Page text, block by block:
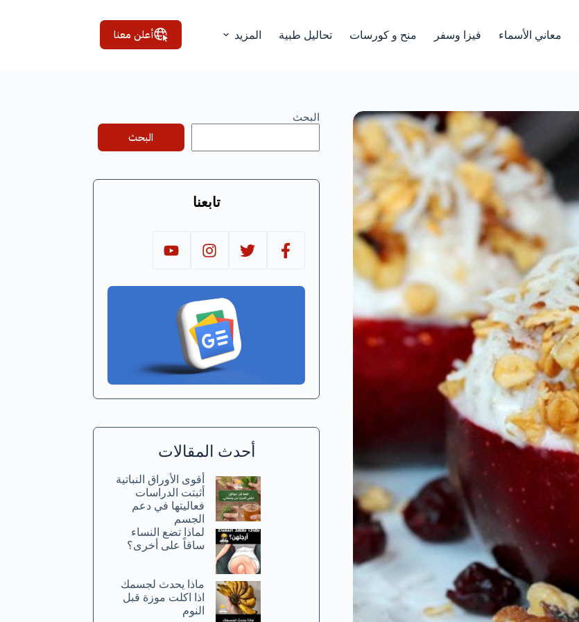
معاني الأسماء فيزا وسفر منح و كورسات تحاليل طبية المزيد أعلن معنا
البحث
البحث
تابعنا
أحدث المقالات
أقوى الأوراق النباتية
أثبتت الدراسات
فعاليتها في دعم
الجسم
لماذا تضع النساء
ساقاً على أخرى؟
ماذا يحدث لجسمك
اذا اكلت موزة قبل
النوم